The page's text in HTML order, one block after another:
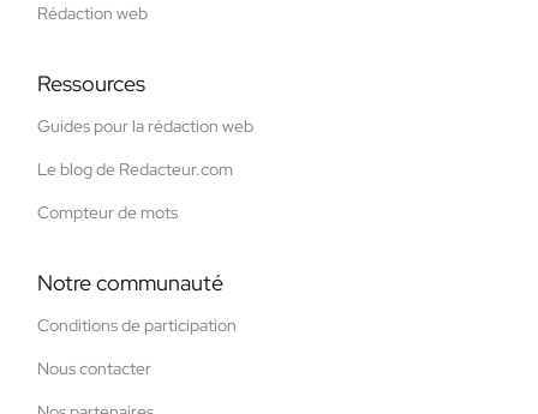
Rédaction web
Ressources
Guides pour la rédaction web
Le blog de Redacteur.com
Compteur de mots
Notre communauté
Conditions de participation
Nous contacter